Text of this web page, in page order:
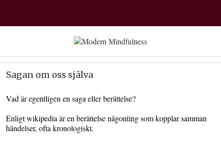
Sagan om oss själva
Vad är egentligen en saga eller berättelse?
Enligt wikipedia är en berättelse någonting som kopplar samman
händelser, ofta kronologiskt.